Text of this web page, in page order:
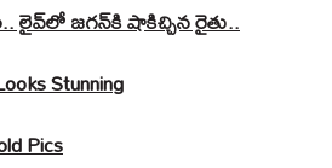
లైవ్‌లో జగన్‌కి షాకిచ్చిన రైతు..
Naina Ganguly Looks Stunning
Pics